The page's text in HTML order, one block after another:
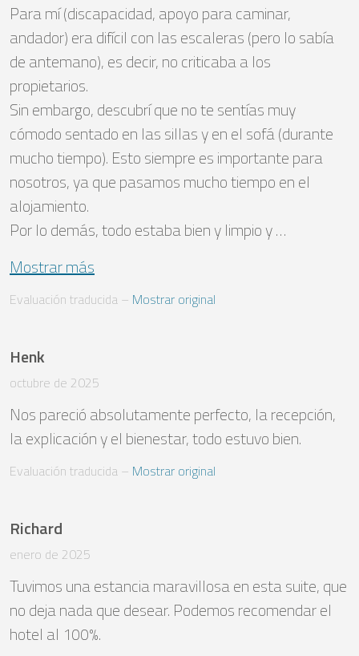
Para mí (discapacidad, apoyo para caminar,
andador) era difícil con las escaleras (pero lo sabía
de antemano), es decir, no criticaba a los
propietarios.
Sin embargo, descubrí que no te sentías muy
cómodo sentado en las sillas y en el sofá (durante
mucho tiempo). Esto siempre es importante para
nosotros, ya que pasamos mucho tiempo en el
alojamiento.
Por lo demás, todo estaba bien y limpio y …
Mostrar más
Evaluación traducida – Mostrar original
Henk
octubre de 2025
Nos pareció absolutamente perfecto, la recepción,
la explicación y el bienestar, todo estuvo bien.
Evaluación traducida – Mostrar original
Richard
enero de 2025
Tuvimos una estancia maravillosa en esta suite, que
no deja nada que desear. Podemos recomendar el
hotel al 100%.